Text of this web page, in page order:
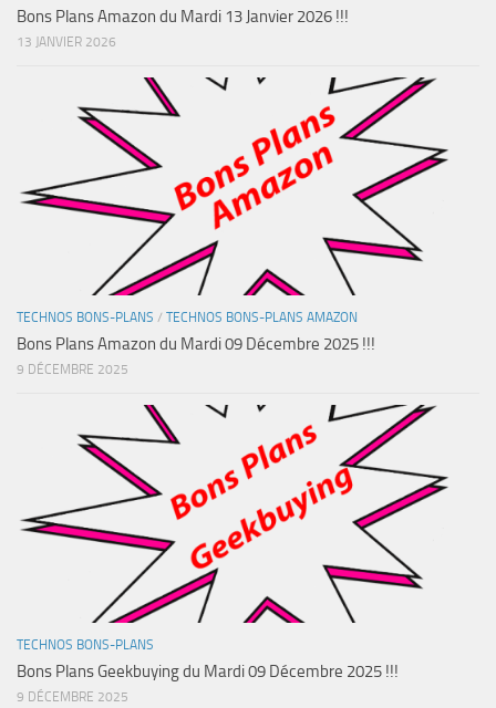
Bons Plans Amazon du Mardi 13 Janvier 2026 !!!
13 JANVIER 2026
TECHNOS BONS-PLANS / TECHNOS BONS-PLANS AMAZON
Bons Plans Amazon du Mardi 09 Décembre 2025 !!!
9 DÉCEMBRE 2025
TECHNOS BONS-PLANS
Bons Plans Geekbuying du Mardi 09 Décembre 2025 !!!
9 DÉCEMBRE 2025